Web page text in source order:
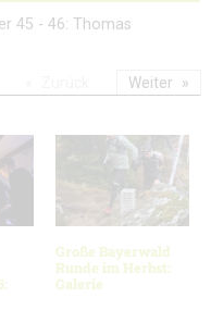
45 - 46: Thomas
Große Bayerwald
Runde im Herbst:
Galerie
Weiter